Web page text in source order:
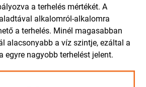
a terhelés mértékét. A
alkalomról-alkalomra
a terhelés. Minél magasabban
alacsonyabb a víz szintje, ezáltal a
egyre nagyobb terhelést jelent.